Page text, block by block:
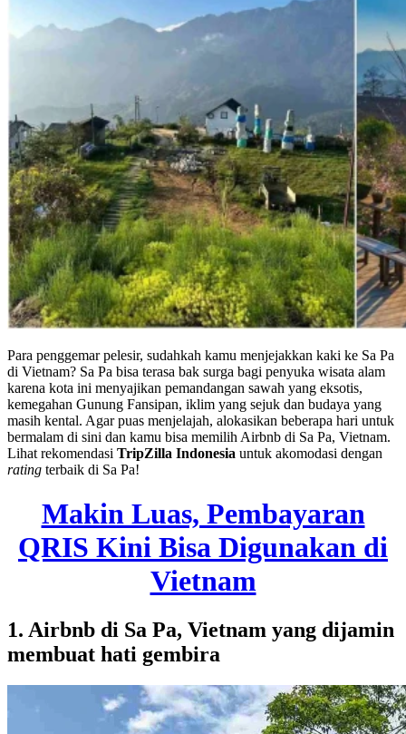
Para penggemar pelesir, sudahkah kamu menjejakkan kaki ke Sa Pa
di Vietnam? Sa Pa bisa terasa bak surga bagi penyuka wisata alam
karena kota ini menyajikan pemandangan sawah yang eksotis,
kemegahan Gunung Fansipan, iklim yang sejuk dan budaya yang
masih kental. Agar puas menjelajah, alokasikan beberapa hari untuk
bermalam di sini dan kamu bisa memilih Airbnb di Sa Pa, Vietnam.
Lihat rekomendasi TripZilla Indonesia untuk akomodasi dengan
rating terbaik di Sa Pa!
Makin Luas, Pembayaran
QRIS Kini Bisa Digunakan di
Vietnam
1. Airbnb di Sa Pa, Vietnam yang dijamin
membuat hati gembira